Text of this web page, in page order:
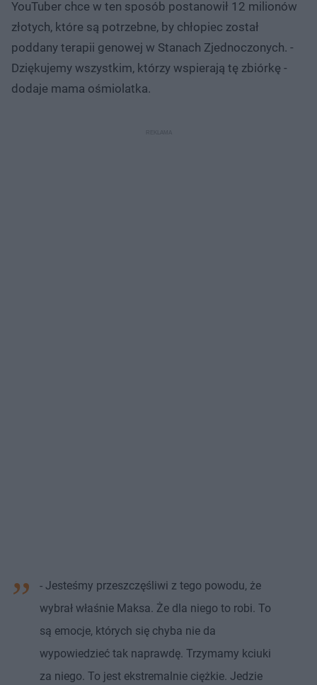
YouTuber chce w ten sposób postanowił 12 milionów
złotych, które są potrzebne, by chłopiec został
poddany terapii genowej w Stanach Zjednoczonych. -
Dziękujemy wszystkim, którzy wspierają tę zbiórkę -
dodaje mama ośmiolatka.
- Jesteśmy przeszczęśliwi z tego powodu, że
wybrał właśnie Maksa. Że dla niego to robi. To
są emocje, których się chyba nie da
wypowiedzieć tak naprawdę. Trzymamy kciuki
za niego. To jest ekstremalnie ciężkie. Jedzie